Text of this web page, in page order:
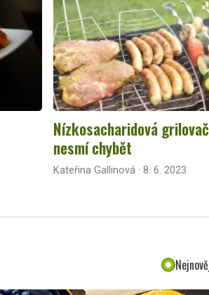
Nízkosacharidová
nesmí chybět
Kateřina Gallinová · 8. 6. 2023